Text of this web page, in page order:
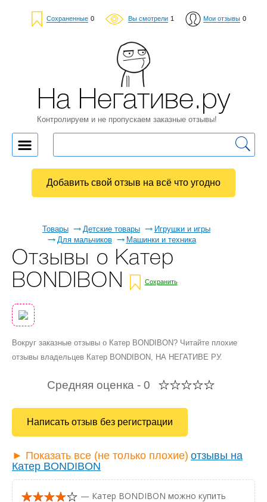
Сохраненные 0 Вы смотрели 1 Мои отзывы 0
Товары Детские товары
Игрушки и игры
Для мальчиков
Машинки и техника
Отзывы о Катер
BONDIBON
Сохранить
Вокруг заказные отзывы о Катер BONDIBON? Читайте плохие
отзывы владельцев Катер BONDIBON, НА НЕГАТИВЕ РУ.
Средняя оценка - 0
Написать отзыв без регистрации
► Показать все (не только плохие) отзывы на
Катер BONDIBON
— Катер BONDIBON можно купить
На Негативе.ру
Контролируем и не пропускаем заказные отзывы!
Добавить свой отзыв на всё что угодно